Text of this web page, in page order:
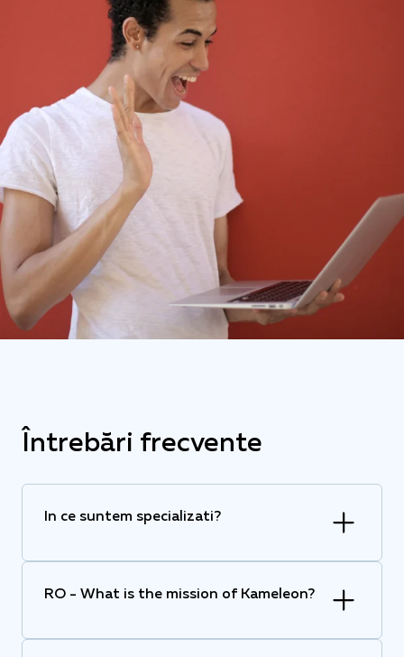
Întrebări frecvente
In ce suntem specializati?
RO - What is the mission of Kameleon?